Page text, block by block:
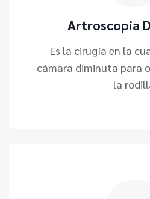
Artroscopia
Es la cirugía en la
cámara diminuta para
la